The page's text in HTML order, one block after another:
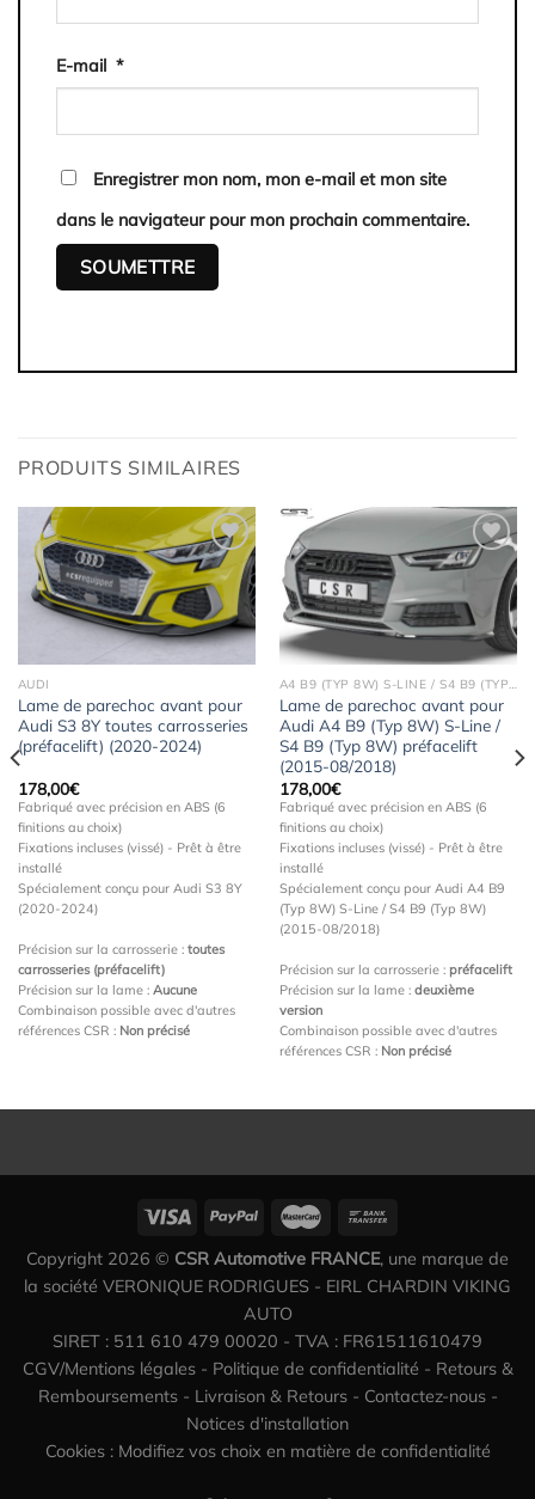
E-mail *
Enregistrer mon nom, mon e-mail et mon site
dans le navigateur pour mon prochain commentaire.
PRODUITS SIMILAIRES
Ajouter
à la
wishlist
AUDI
Lame de parechoc avant pour
Audi S3 8Y toutes carrosseries
(préfacelift) (2020-2024)
178,00€
Fabriqué avec précision en ABS (6
finitions au choix)
Fixations incluses (vissé) - Prêt à être
installé
Spécialement conçu pour Audi S3 8Y
(2020-2024)
Précision sur la carrosserie : toutes
carrosseries (préfacelift)
Précision sur la lame : Aucune
Combinaison possible avec d'autres
références CSR : Non précisé
Ajouter
à la
wishlist
A4 B9 (TYP 8W) S-LINE / S4 B9 (TYP 8W)
Lame de parechoc avant pour
Audi A4 B9 (Typ 8W) S-Line /
S4 B9 (Typ 8W) préfacelift
(2015-08/2018)
178,00€
Fabriqué avec précision en ABS (6
finitions au choix)
Fixations incluses (vissé) - Prêt à être
installé
Spécialement conçu pour Audi A4 B9
(Typ 8W) S-Line / S4 B9 (Typ 8W)
(2015-08/2018)
Précision sur la carrosserie : préfacelift
Précision sur la lame : deuxième
version
Combinaison possible avec d'autres
références CSR : Non précisé
Copyright 2026 © CSR Automotive FRANCE, une marque de
la société VERONIQUE RODRIGUES - EIRL CHARDIN VIKING
AUTO
SIRET : 511 610 479 00020 - TVA : FR61511610479
CGV/Mentions légales- Politique de confidentialité - Retours &
Remboursements- Livraison & Retours- Contactez-nous-
Notices d'installation
Cookies : Modifiez vos choix en matière de confidentialité